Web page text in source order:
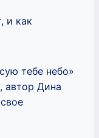
и как
тебе небо»
автор Дина